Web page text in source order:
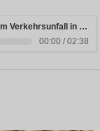
Drei junge Menschen sterben bei schwerem Verkehrsunfall in Rheinland-Pfalz
00:00 / 02:38